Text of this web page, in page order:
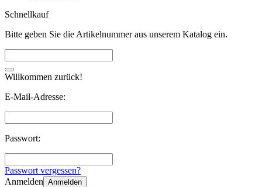
Schnellkauf
Bitte geben Sie die Artikelnummer aus unserem Katalog ein.
Willkommen zurück!
E-Mail-Adresse:
Passwort:
Passwort vergessen?
Anmelden Anmelden